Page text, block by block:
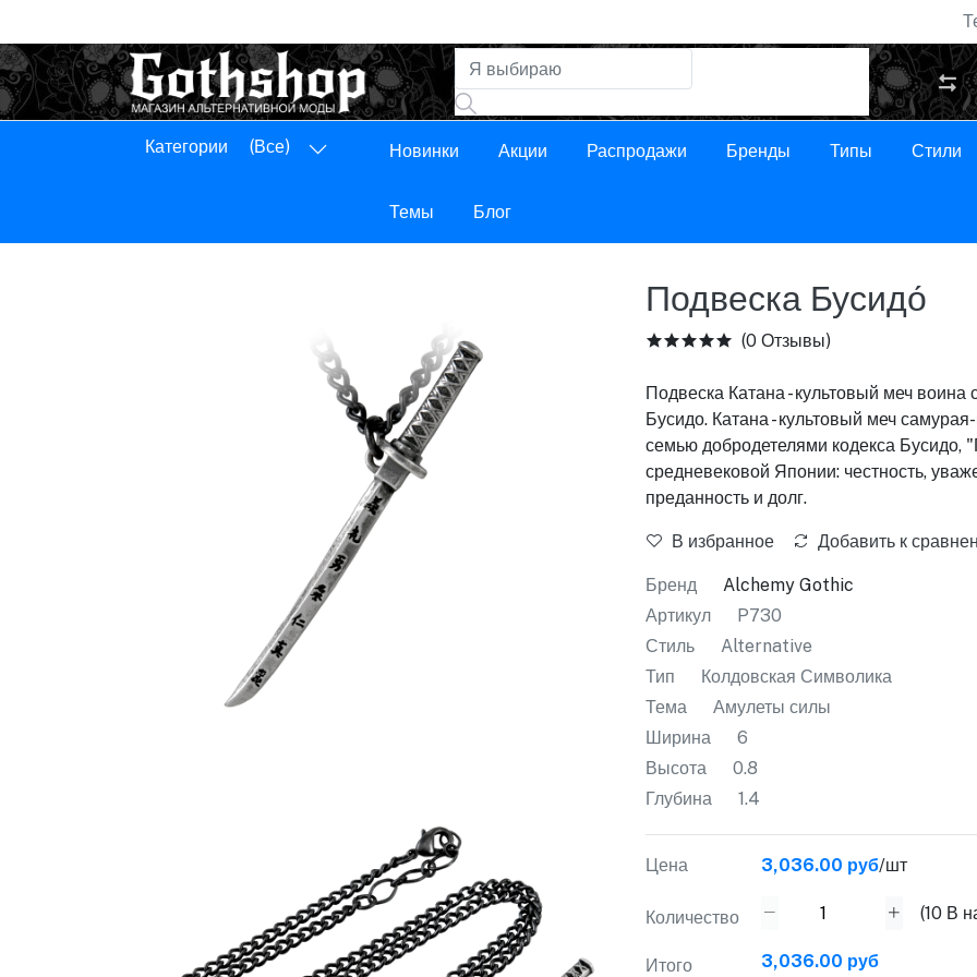
Панель управления
Категории (Все) Новинки Акции Распродажи Бренды Типы Стили
Темы Блог
Подвеска Бусидо́
(0 Отзывы)
Подвеска Катана - культовый меч
Бусидо. Катана - культовый меч
семью добродетелями кодекса Бусидо,
средневековой Японии: честность,
преданность и долг.
В избранное Добавить к
Бренд
Alchemy Gothic
Артикул
P730
Стиль
Alternative
Тип
Колдовская Символика
Тема
Амулеты силы
Ширина
6
Высота
0.8
Глубина
1.4
Цена 3,036.00 руб/шт
Количество (10В
Итого 3,036.00 руб